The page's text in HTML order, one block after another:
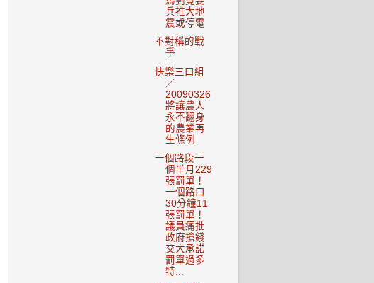
兵推大地
震或停電
不對稱的戰
爭
快樂三口組
／
20090326
將讓農人
永不翻身
的農業再
生條例
一個路段一
個半月229
張罰單！
一個路口
30分鐘11
張罰單！
議員痛批
政府搶錢
交大承諾
罰單過多
特...